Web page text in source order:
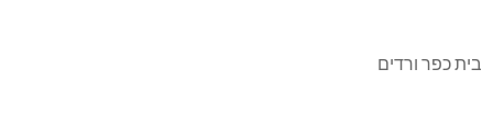
בית כפר ורדים